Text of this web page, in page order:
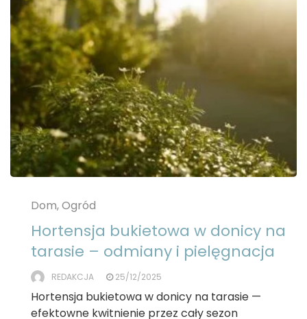
Dom, Ogród
Hortensja bukietowa w donicy na
tarasie – odmiany i pielęgnacja
REDAKCJA 25/12/2025
Hortensja bukietowa w donicy na tarasie —
efektowne kwitnienie przez cały sezon